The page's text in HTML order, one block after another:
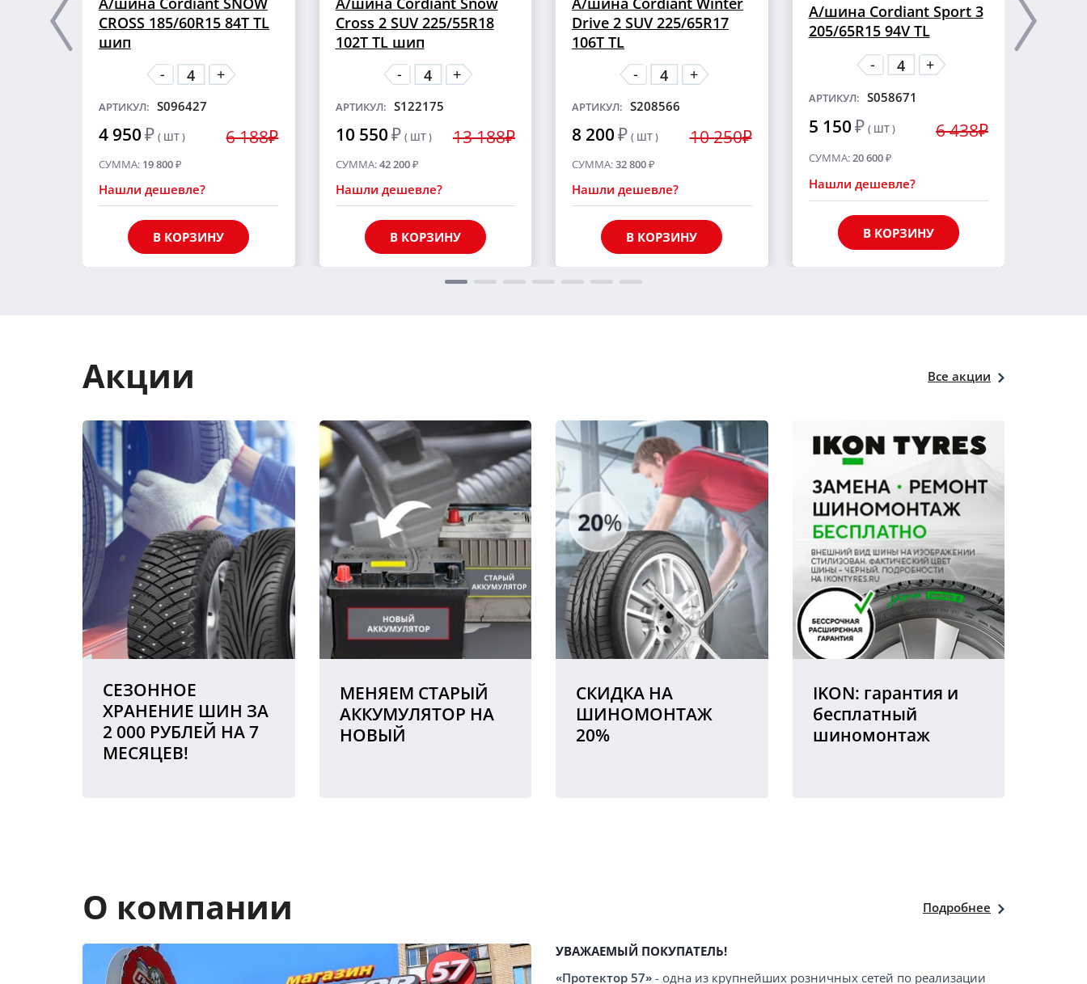
CROSS 185/60R15 84T TL
шип
-
+
АРТИКУЛ: S096427
4 950₽ ( ШТ ) 6 188₽
СУММА: 19 800₽
Нашли дешевле?
В КОРЗИНУ
Cross 2 SUV 225/55R18
102T TL шип
-
+
АРТИКУЛ: S122175
10 550₽ ( ШТ ) 13 188₽
СУММА:42 200₽
Нашли дешевле?
В КОРЗИНУ
Drive 2 SUV 225/65R17
106T TL
-
+
АРТИКУЛ: S208566
8 200₽ ( ШТ ) 10 250₽
СУММА:32 800₽
Нашли дешевле?
В КОРЗИНУ
А/шина Cordiant Sport 3
205/65R15 94V TL
-
+
АРТИКУЛ: S058671
5 150₽ ( ШТ ) 6 438₽
СУММА: 20 600₽
Нашли дешевле?
В КОРЗИНУ
Акции Все акции
СЕЗОННОЕ
ХРАНЕНИЕ ШИН ЗА
2 000 РУБЛЕЙ НА 7
МЕСЯЦЕВ!
МЕНЯЕМ СТАРЫЙ
АККУМУЛЯТОР НА
НОВЫЙ
СКИДКА НА
ШИНОМОНТАЖ
20%
IKON: гарантия и
бесплатный
шиномонтаж
О компании Подробнее
УВАЖАЕМЫЙ ПОКУПАТЕЛЬ!
«Протектор 57» - одна из крупнейших розничных сетей по реализации